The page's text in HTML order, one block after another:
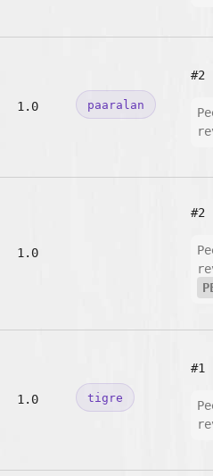
1.0 paaralan
#2
1.0
#2
1.0 tigre
#1